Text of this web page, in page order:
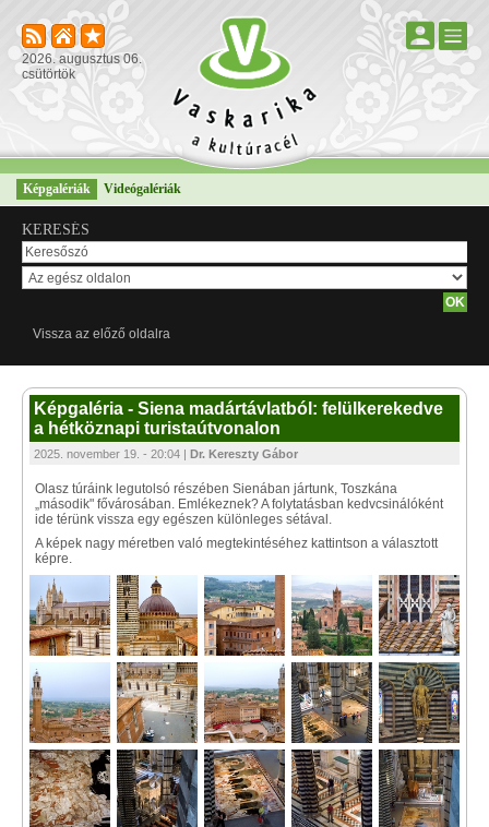
2026. augusztus 06.
csütörtök
Képgalériák Videógalériák
KERESÉS
Vissza az előző oldalra
Képgaléria - Siena madártávlatból: felülkerekedve
a hétköznapi turistaútvonalon
2025. november 19. - 20:04 | Dr. Kereszty Gábor
Olasz túráink legutolsó részében Sienában jártunk, Toszkána
„második" fővárosában. Emlékeznek? A folytatásban kedvcsinálóként
ide térünk vissza egy egészen különleges sétával.
A képek nagy méretben való megtekintéséhez kattintson a választott
képre.